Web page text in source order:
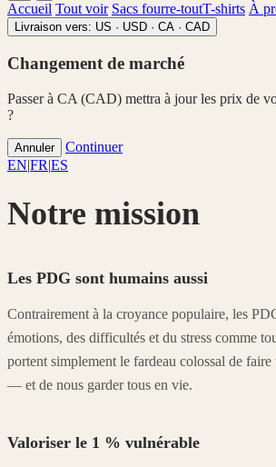
Accueil Tout voir Sacs fourre-toutT-shirts À
Livraison vers: US · USD · CA · CAD
Changement de marché
Passer à CA (CAD) mettra à jour les prix de
?
Annuler
Continuer
EN|FR|ES
Notre mission
Les PDG sont humains aussi
Contrairement à la croyance populaire, les
émotions, des difficultés et du stress comme
portent simplement le fardeau colossal de faire
— et de nous garder tous en vie.
Valoriser le 1 % vulnérable